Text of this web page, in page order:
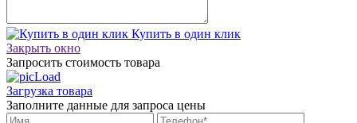
Купить в один клик
Закрыть окно
Запросить стоимость товара
Загрузка товара
Заполните данные для запроса цены